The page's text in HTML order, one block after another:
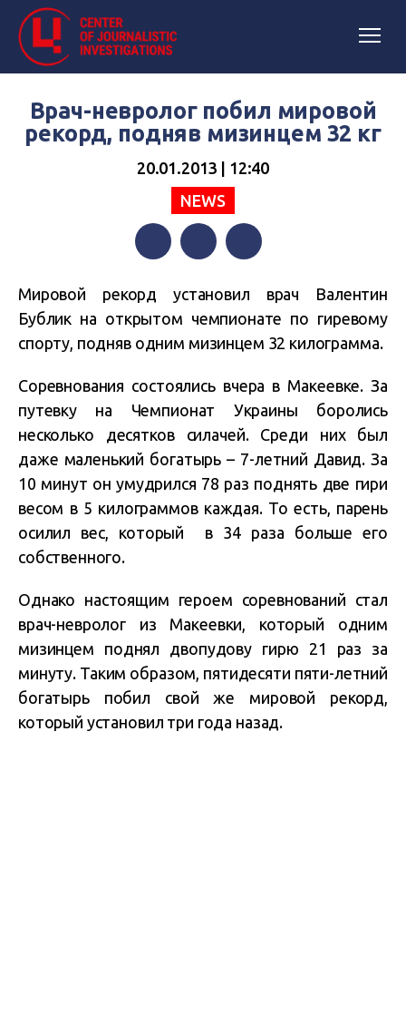
Врач-невролог побил мировой
рекорд, подняв мизинцем 32 кг
20.01.2013 | 12:40
NEWS
Мировой рекорд установил врач Валентин
Бублик на открытом чемпионате по гиревому
спорту, подняв одним мизинцем 32 килограмма.
Соревнования состоялись вчера в Макеевке. За
путевку на Чемпионат Украины боролись
несколько десятков силачей. Среди них был
даже маленький богатырь – 7-летний Давид. За
10 минут он умудрился 78 раз поднять две гири
весом в 5 килограммов каждая. То есть, парень
осилил вес, который в 34 раза больше его
собственного.
Однако настоящим героем соревнований стал
врач-невролог из Макеевки, который одним
мизинцем поднял двопудову гирю 21 раз за
минуту. Таким образом, пятидесяти пяти-летний
богатырь побил свой же мировой рекорд,
который установил три года назад.